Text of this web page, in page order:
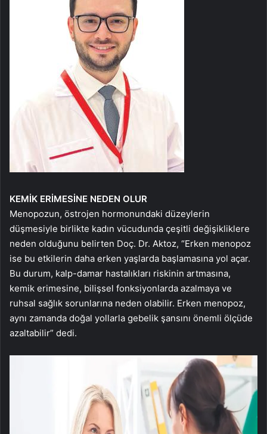
KEMİK ERİMESİNE NEDEN OLUR
Menopozun, östrojen hormonundaki düzeylerin
düşmesiyle birlikte kadın vücudunda çeşitli değişikliklere
neden olduğunu belirten Doç. Dr. Aktoz, “Erken menopoz
ise bu etkilerin daha erken yaşlarda başlamasına yol açar.
Bu durum, kalp-damar hastalıkları riskinin artmasına,
kemik erimesine, bilişsel fonksiyonlarda azalmaya ve
ruhsal sağlık sorunlarına neden olabilir. Erken menopoz,
aynı zamanda doğal yollarla gebelik şansını önemli ölçüde
azaltabilir” dedi.